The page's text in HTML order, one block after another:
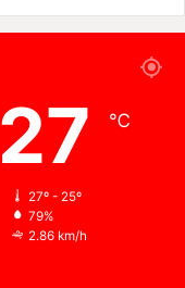
27 ℃
27º - 25º
79%
2.86 km/h